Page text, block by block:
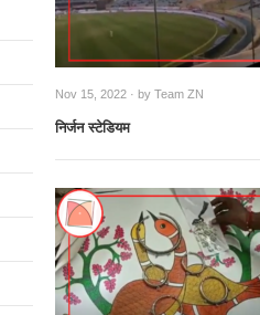
Nov 15, 2022 · by Team ZN
निर्जन स्टेडियम